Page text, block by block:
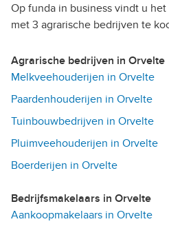
Op funda in business vindt u
met 3 agrarische bedrijven te
Agrarische bedrijven in Orvelte
Melkveehouderijen in Orvelte
Paardenhouderijen in Orvelte
Tuinbouwbedrijven in Orvelte
Pluimveehouderijen in Orvelte
Boerderijen in Orvelte
Bedrijfsmakelaars in Orvelte
Aankoopmakelaars in Orvelte